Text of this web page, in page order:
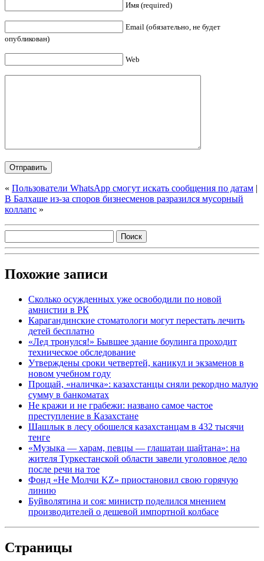
Имя (required)
Email (обязательно, не будет
опубликован)
Web
« Пользователи WhatsApp смогут искать сообщения по датам |
В Балхаше из-за споров бизнесменов разразился мусорный
коллапс »
Похожие записи
Сколько осужденных уже освободили по новой
амнистии в РК
Карагандинские стоматологи могут перестать лечить
детей бесплатно
«Лед тронулся!» Бывшее здание боулинга проходит
техническое обследование
Утверждены сроки четвертей, каникул и экзаменов в
новом учебном году
Прощай, «наличка»: казахстанцы сняли рекордно малую
сумму в банкоматах
Не кражи и не грабежи: названо самое частое
преступление в Казахстане
Шашлык в лесу обошелся казахстанцам в 432 тысячи
тенге
«Музыка — харам, певцы — глашатаи шайтана»: на
жителя Туркестанской области завели уголовное дело
после речи на тое
Фонд «Не Молчи KZ» приостановил свою горячую
линию
Буйволятина и соя: министр поделился мнением
производителей о дешевой импортной колбасе
Страницы